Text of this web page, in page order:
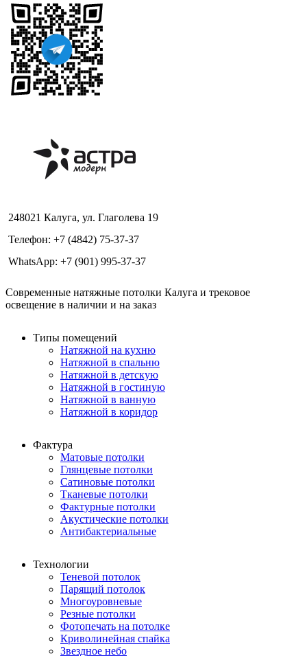
248021 Калуга, ул. Глаголева 19
Телефон: +7 (4842) 75-37-37
WhatsApp: +7 (901) 995-37-37
Современные натяжные потолки Калуга и трековое
освещение в наличии и на заказ
Типы помещений
Натяжной на кухню
Натяжной в спальню
Натяжной в детскую
Натяжной в гостиную
Натяжной в ванную
Натяжной в коридор
Фактура
Матовые потолки
Глянцевые потолки
Сатиновые потолки
Тканевые потолки
Фактурные потолки
Акустические потолки
Антибактериальные
Технологии
Теневой потолок
Парящий потолок
Многоуровневые
Резные потолки
Фотопечать на потолке
Криволинейная спайка
Звездное небо